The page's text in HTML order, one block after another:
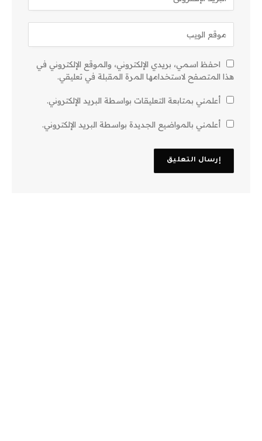
احفظ اسمي، بريدي الإلكتروني، والموقع الإلكتروني في
هذا المتصفح لاستخدامها المرة المقبلة في تعليقي.
أعلمني بمتابعة التعليقات بواسطة البريد الإلكتروني.
أعلمني بالمواضيع الجديدة بواسطة البريد الإلكتروني.